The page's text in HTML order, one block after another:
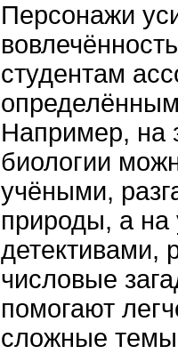
Персонажи
студентам
Например, на
биологии
учёными,
природы, а на
числовые
помогают
сложные